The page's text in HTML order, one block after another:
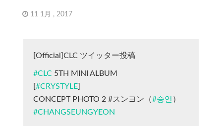
11 1月 , 2017
[Official]CLC ツイッター投稿
#CLC5TH MINI ALBUM
[#CRYSTYLE]
CONCEPT PHOTO 2 #スンヨン（#승연 ）
#CHANGSEUNGYEON